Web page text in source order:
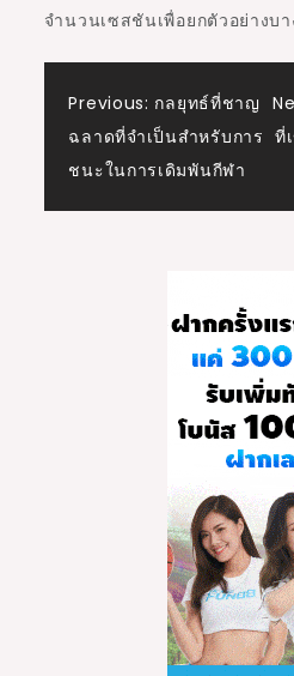
จำนวนเซสชันเพื่อยกตัวอย่างบ
Post
Previous: กลยุทธ์ที่ชาญ
ฉลาดที่จำเป็นสำหรับการ
ชนะในการเดิมพันกีฬา
ที่